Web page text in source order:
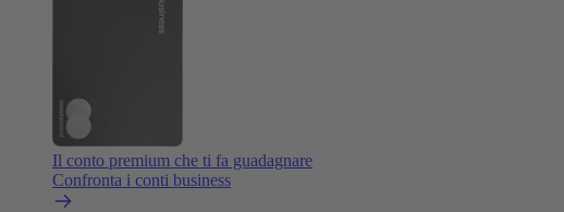
Il conto premium che ti fa guadagnare
Confronta i conti business